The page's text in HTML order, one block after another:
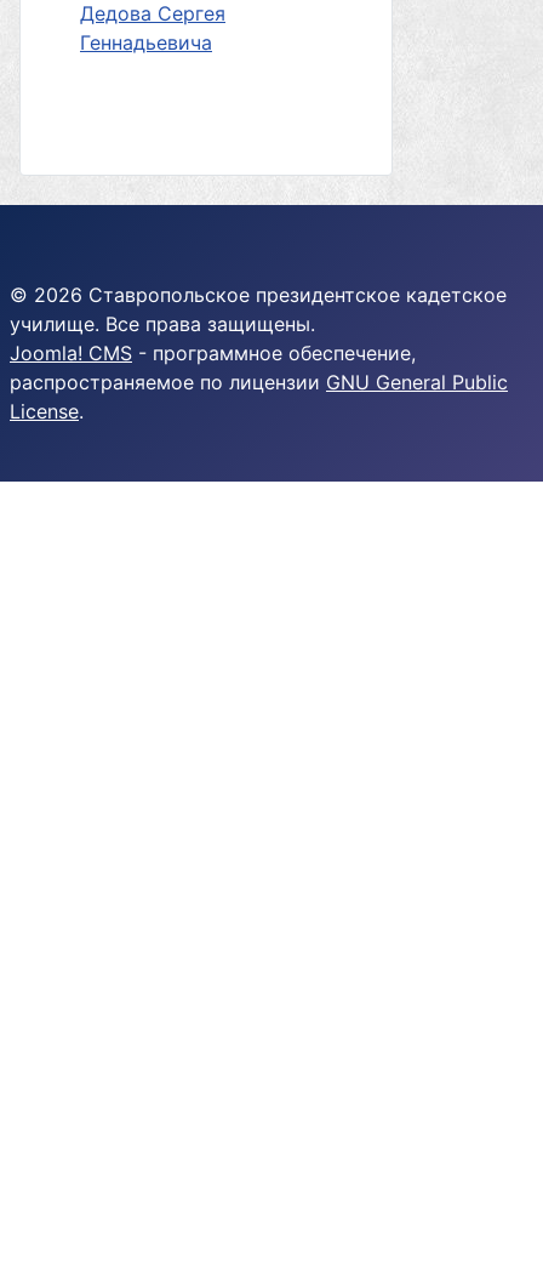
Дедова Сергея
Геннадьевича
© 2026 Ставропольское президентское кадетское
училище. Все права защищены.
Joomla! CMS - программное обеспечение,
распространяемое по лицензии GNU General Public
License.